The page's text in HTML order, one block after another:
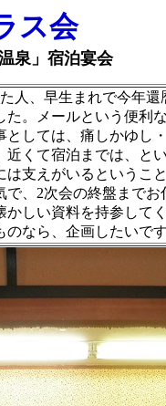
ス会
泉」宿泊宴会
、早生まれで今年
。メールという便
しては、痛しかゆし・
くて宿泊までは、と
支えがいるという
、2次会の終盤まで
しい資料を持参して
なら、企画したいで